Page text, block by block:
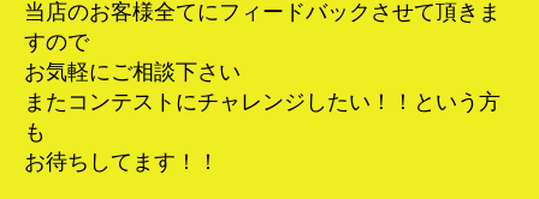
当店のお客様全てにフィードバックさせて頂きま
すので
お気軽にご相談下さい
またコンテストにチャレンジしたい！！という方
も
お待ちしてます！！